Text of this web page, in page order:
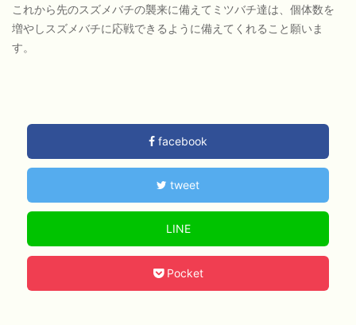
これから先のスズメバチの襲来に備えてミツバチ達は、個体数を
増やしスズメバチに応戦できるように備えてくれること願いま
す。
facebook
tweet
LINE
Pocket